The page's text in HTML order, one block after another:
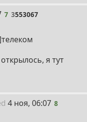
7 3553067
я тут
8
4 ноя, 06:07 8